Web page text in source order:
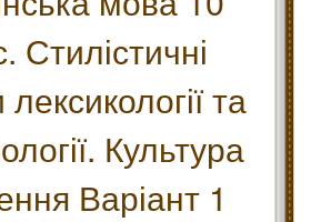
Стилістичні
та
Культура
Варіант 1